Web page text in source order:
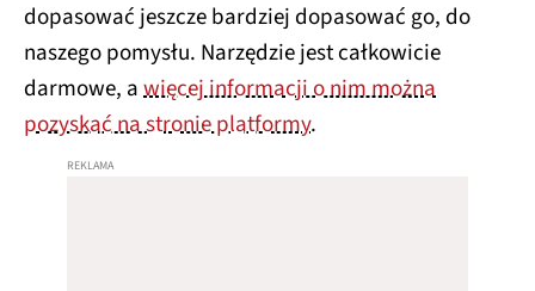
dopasować jeszcze bardziej dopasować go, do
naszego pomysłu. Narzędzie jest całkowicie
darmowe, awięcej informacji o nim można
pozyskać na stronie platformy.